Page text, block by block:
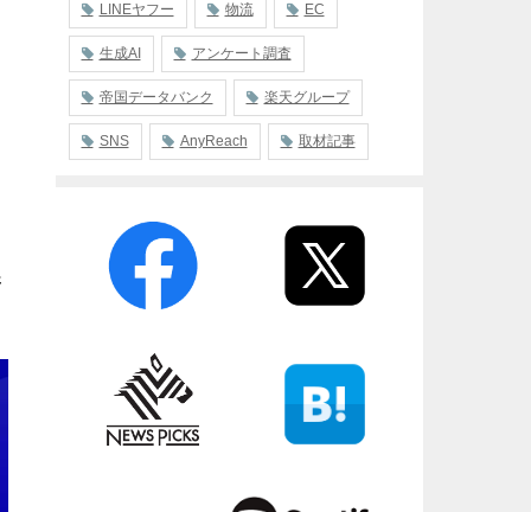
LINEヤフー 物流 EC
生成AI アンケート調査
帝国データバンク 楽天グループ
SNS AnyReach 取材記事